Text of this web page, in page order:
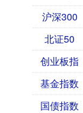
沪深300
北证50
创业板指
基金指数
国债指数